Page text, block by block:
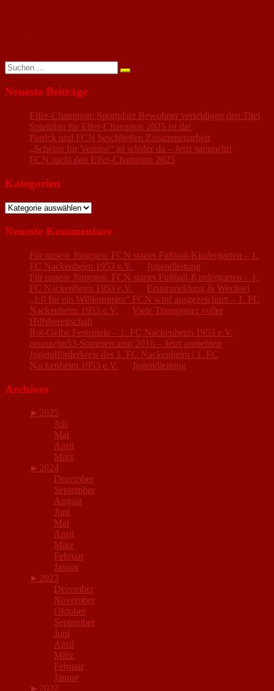
Suchen
nach:
Neueste Beiträge
Elfer-Champion: Sportplatz Bewohner verteidigen den Titel
Spielplan für Elfer-Champion 2025 ist da!
Patrick und FCN beschließen Zusammenarbeit
„Scheine für Vereine“ ist wieder da – Jetzt sammeln!
FCN sucht den Elfer-Champion 2025
Kategorien
Kategorien
Neueste Kommentare
Für unsere Jüngsten: FCN startet Fußball-Kindergarten – 1.
FC Nackenheim 1953 e.V.
Jugendleitung
Für unsere Jüngsten: FCN startet Fußball-Kindergarten – 1.
FC Nackenheim 1953 e.V.
Erstanmeldung & Wechsel
„1:0 für ein Willkommen“ FCN wird ausgezeichnet – 1. FC
Nackenheim 1953 e.V.
Viele Transporter voller
Hilfsbereitschaft
Rot-Gelbe Festspiele – 1. FC Nackenheim 1953 e.V.
neunzehn53-Sommercamp 2016 – Jetzt anmelden
Jugendförderkreis des 1. FC Nackenheim | 1. FC
Nackenheim 1953 e.V.
Jugendleitung
Archives
► 2025
Juli
Mai
April
März
► 2024
Dezember
September
August
Juni
Mai
April
März
Februar
Januar
► 2023
Dezember
November
Oktober
September
Juni
April
März
Februar
Januar
► 2022